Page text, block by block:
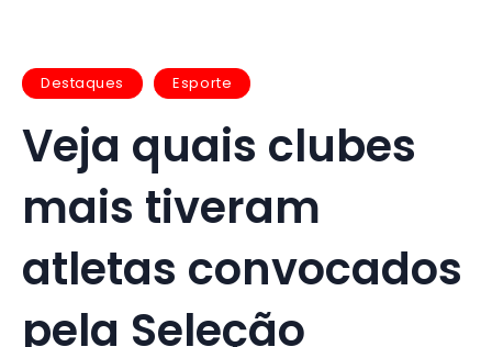
Destaques Esporte
Veja quais clubes
mais tiveram
atletas convocados
pela Seleção